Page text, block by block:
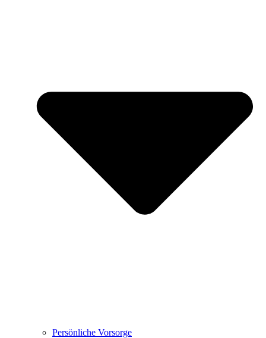
Persönliche Vorsorge